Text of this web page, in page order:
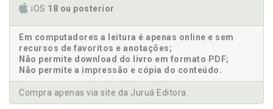
iOS 18 ou posterior
Em computadores a leitura é apenas online e sem
recursos de favoritos e anotações;
Não permite download do livro em formato PDF;
Não permite a impressão e cópia do conteúdo.
Compra apenas via site da Juruá Editora.